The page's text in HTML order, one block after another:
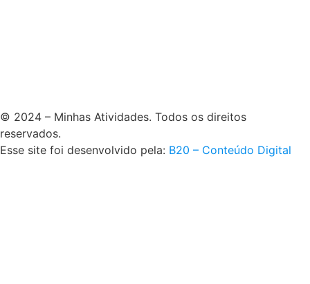
© 2024 – Minhas Atividades. Todos os direitos
reservados.
Esse site foi desenvolvido pela: B20 – Conteúdo Digital